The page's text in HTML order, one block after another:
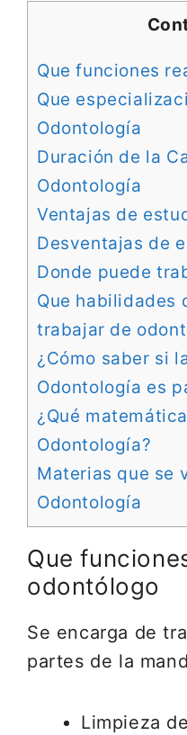
Que funciones
Que
Odontología
Duración de la
Odontología
Ventajas de
Desventajas de
Donde puede
Que habilidades
trabajar de
¿Cómo saber si
Odontología es
¿Qué
Odontología?
Materias que se
Odontología
Que
odontólogo
Se encarga de
partes de la
Limpieza